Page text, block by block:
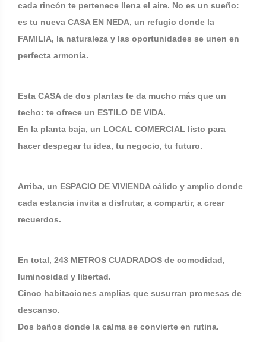
cada rincón te pertenece llena el aire. No es un sueño:
es tu nueva CASA EN NEDA, un refugio donde la
FAMILIA, la naturaleza y las oportunidades se unen en
perfecta armonía.
Esta CASA de dos plantas te da mucho más que un
techo: te ofrece un ESTILO DE VIDA.
En la planta baja, un LOCAL COMERCIAL listo para
hacer despegar tu idea, tu negocio, tu futuro.
Arriba, un ESPACIO DE VIVIENDA cálido y amplio donde
cada estancia invita a disfrutar, a compartir, a crear
recuerdos.
En total, 243 METROS CUADRADOS de comodidad,
luminosidad y libertad.
Cinco habitaciones amplias que susurran promesas de
descanso.
Dos baños donde la calma se convierte en rutina.